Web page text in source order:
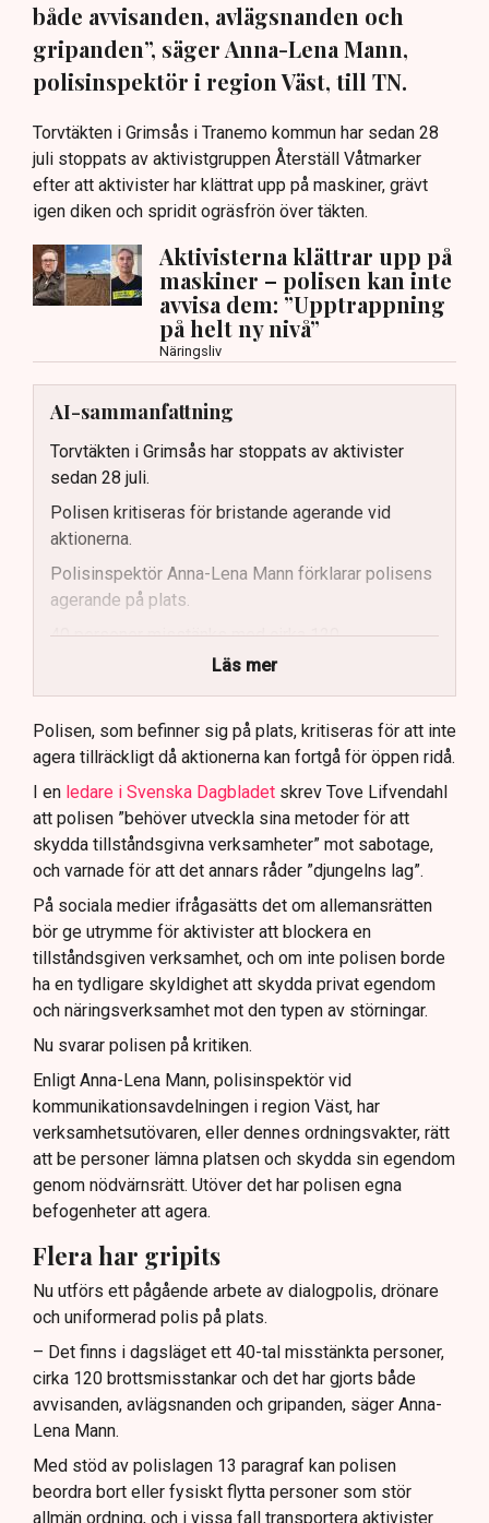
både avvisanden, avlägsnanden och
gripanden”, säger Anna-Lena Mann,
polisinspektör i region Väst, till TN.
Torvtäkten i Grimsås i Tranemo kommun har sedan 28
juli stoppats av aktivistgruppen Återställ Våtmarker
efter att aktivister har klättrat upp på maskiner, grävt
igen diken och spridit ogräsfrön över täkten.
Aktivisterna klättrar upp på
maskiner – polisen kan inte
avvisa dem: ”Upptrappning
på helt ny nivå”
Näringsliv
AI-sammanfattning
Torvtäkten i Grimsås har stoppats av aktivister
sedan 28 juli.
Polisen kritiseras för bristande agerande vid
aktionerna.
Polisinspektör Anna-Lena Mann förklarar polisens
agerande på plats.
40 personer misstänks med cirka 120
brottsmisstankar kopplade.
Polisen använder drönare och uniformerad polis
för att dokumentera bevis.
Samtidigt är polisarbetet komplext när det gäller
att navigera juridiska rättigheter och gränser.
Läs mer
Polisen, som befinner sig på plats, kritiseras för att inte
agera tillräckligt då aktionerna kan fortgå för öppen ridå.
I en ledare i Svenska Dagbladet skrev Tove Lifvendahl
att polisen ”behöver utveckla sina metoder för att
skydda tillståndsgivna verksamheter” mot sabotage,
och varnade för att det annars råder ”djungelns lag”.
På sociala medier ifrågasätts det om allemansrätten
bör ge utrymme för aktivister att blockera en
tillståndsgiven verksamhet, och om inte polisen borde
ha en tydligare skyldighet att skydda privat egendom
och näringsverksamhet mot den typen av störningar.
Nu svarar polisen på kritiken.
Enligt Anna-Lena Mann, polisinspektör vid
kommunikationsavdelningen i region Väst, har
verksamhetsutövaren, eller dennes ordningsvakter, rätt
att be personer lämna platsen och skydda sin egendom
genom nödvärnsrätt. Utöver det har polisen egna
befogenheter att agera.
Flera har gripits
Nu utförs ett pågående arbete av dialogpolis, drönare
och uniformerad polis på plats.
– Det finns i dagsläget ett 40-tal misstänkta personer,
cirka 120 brottsmisstankar och det har gjorts både
avvisanden, avlägsnanden och gripanden, säger Anna-
Lena Mann.
Med stöd av polislagen 13 paragraf kan polisen
beordra bort eller fysiskt flytta personer som stör
allmän ordning, och i vissa fall transportera aktivister